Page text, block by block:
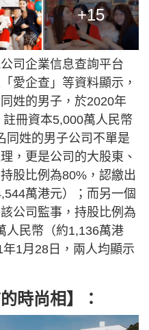
+15
司企業信息查詢平台
愛企查」等資料顯示，
姓的男子，於2020年
冊資本5,000萬人民幣
同姓的男子公司不單是
，更是公司的大股東、
股比例為80%，認繳出
萬港元）；而另一個
公司監事，持股比例為
人民幣（約1,136萬港
1月28日，兩人均顯示
時尚相】：